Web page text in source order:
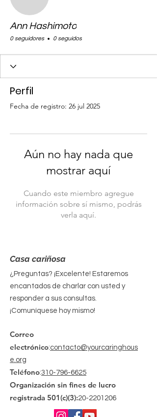
Ann Hashimoto
0 seguidores 0 seguidos
Perfil
Fecha de registro: 26 jul 2025
Aún no hay nada que
mostrar aquí
Cuando este miembro agregue
información sobre sí mismo, podrás
verla aquí.
Casa cariñosa
¿Preguntas? ¡Excelente! Estaremos
encantados de charlar con usted y
responder a sus consultas.
¡Comuníquese hoy mismo!
Correo
electrónico:contacto@yourcaringhous
e.org
Teléfono:310-796-6625
Organización sin fines de lucro
registrada 501(c)(3):20-2201206